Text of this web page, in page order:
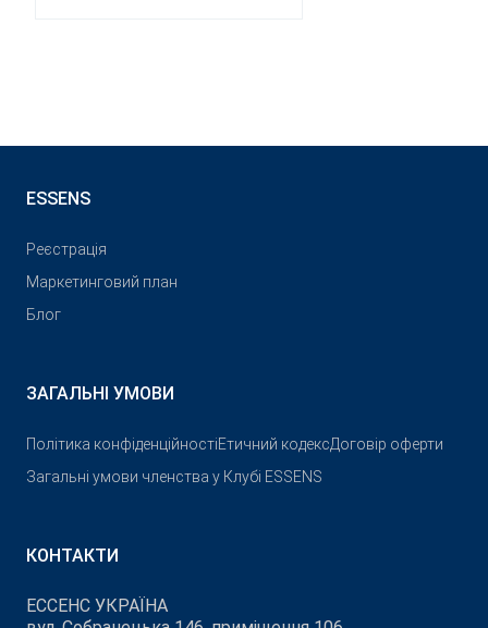
ESSENS
Реєстрація
Маркетинговий план
Блог
ЗАГАЛЬНІ УМОВИ
Політика конфіденційностіЕтичний кодексДоговір оферти
Загальні умови членства у Клубі ESSENS
КОНТАКТИ
ЕССЕНС УКРАЇНА